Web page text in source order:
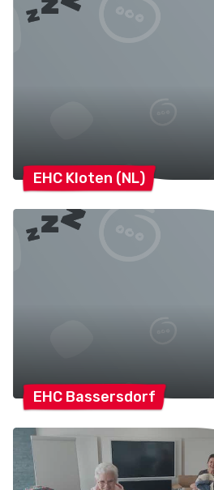
EHC Kloten (NL)
EHC Bassersdorf